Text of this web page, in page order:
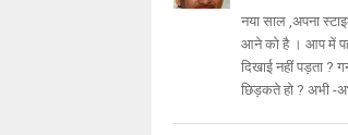
नया साल ,अपना
आने को है । आप में
दिखाई नहीं पड़ता
छिड़कते हो ? अभी -